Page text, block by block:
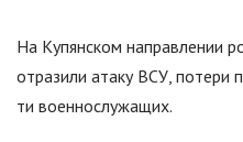
На Купянском направлении
отразили атаку ВСУ, потери
ти военнослужащих.